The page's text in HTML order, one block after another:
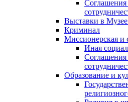
Соглашения
Выставки в
Криминал
Миссионерская и
Иная
Образование и